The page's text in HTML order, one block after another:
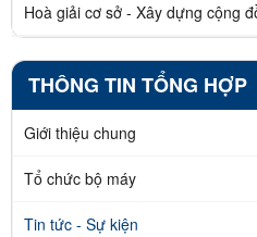
Hoà giải cơ sở - Xây dựng cộng
THÔNG TIN TỔNG HỢP
Giới thiệu chung
Tổ chức bộ máy
Tin tức - Sự kiện